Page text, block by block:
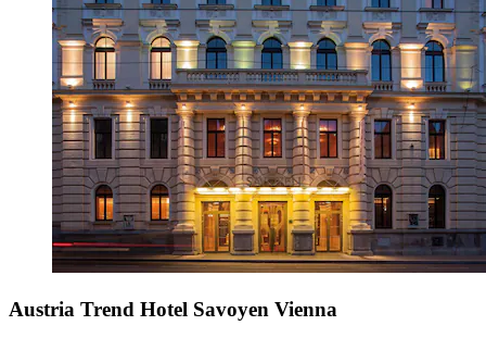
Austria Trend Hotel Savoyen Vienna